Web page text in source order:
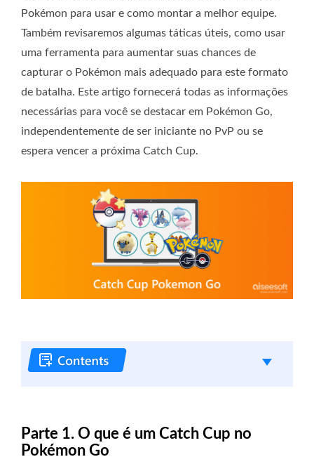
Pokémon para usar e como montar a melhor equipe.
Também revisaremos algumas táticas úteis, como usar
uma ferramenta para aumentar suas chances de
capturar o Pokémon mais adequado para este formato
de batalha. Este artigo fornecerá todas as informações
necessárias para você se destacar em Pokémon Go,
independentemente de ser iniciante no PvP ou se
espera vencer a próxima Catch Cup.
Parte 1. O que é um Catch Cup no
Pokémon Go